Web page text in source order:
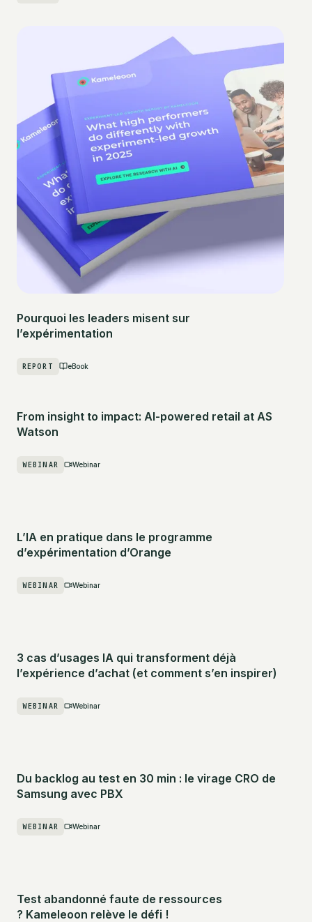
Pourquoi les leaders misent sur
l’expérimentation
REPORT eBook
From insight to impact: AI-powered retail at AS
Watson
WEBINAR Webinar
L’IA en pratique dans le programme
d’expérimentation d’Orange
WEBINAR Webinar
3 cas d’usages IA qui transforment déjà
l’expérience d’achat (et comment s’en inspirer)
WEBINAR Webinar
Du backlog au test en 30 min : le virage CRO de
Samsung avec PBX
WEBINAR Webinar
Test abandonné faute de ressources
? Kameleoon relève le défi !